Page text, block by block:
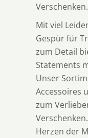
Verschenken.
Mit viel
Gespür für
zum Detail
Statements
Unser
Accessoires
zum
Herzen der